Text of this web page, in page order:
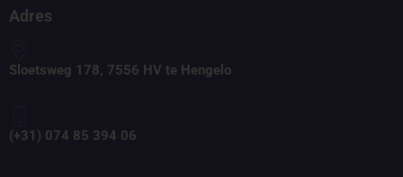
Adres
Sloetsweg 178, 7556 HV te Hengelo
(+31) 074 85 394 06